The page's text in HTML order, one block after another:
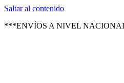
Texsal
Saltar al contenido
***ENVÍOS A NIVEL